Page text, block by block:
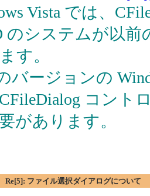
Vista では、
のシステムが以前
す。
バージョンの
コント
があります。
Re[5]: ファイル選択ダイアログについて